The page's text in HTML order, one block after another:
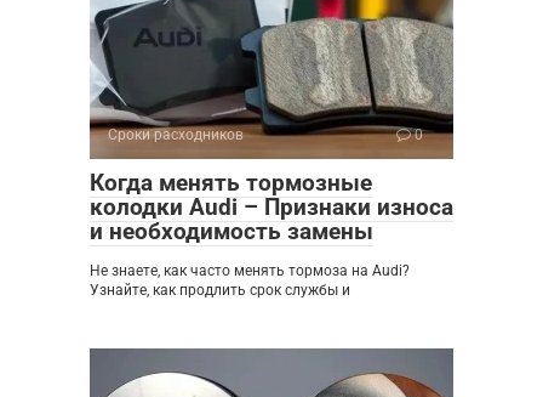
Сроки расходников 0
Когда менять тормозные
колодки Audi – Признаки износа
и необходимость замены
Не знаете, как часто менять тормоза на Audi?
Узнайте, как продлить срок службы и